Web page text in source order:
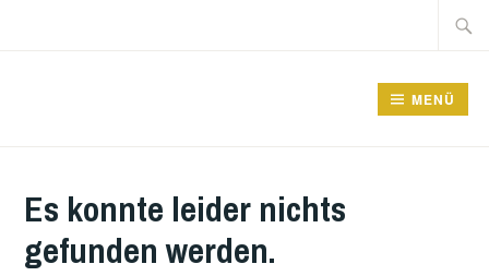
Suche
MENÜ
Es konnte leider nichts
gefunden werden.